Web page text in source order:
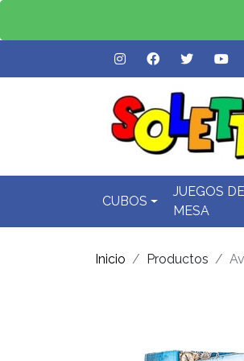
CUBOS
JUEGOS DE
MESA
Inicio Productos